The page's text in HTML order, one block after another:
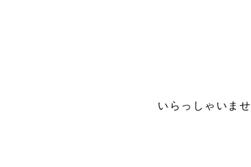
いらっしゃいませ